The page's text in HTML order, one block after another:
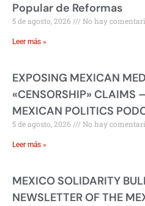
Popular de Reformas
5 de agosto, 2026 No hay
Leer más »
EXPOSING MEXICAN
«CENSORSHIP» CLAIMS
MEXICAN POLITICS
5 de agosto, 2026 No hay
Leer más »
MEXICO SOLIDARITY
NEWSLETTER OF THE